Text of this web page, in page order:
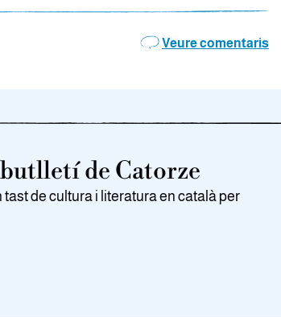
Veure comentaris
de Catorze
de cultura i literatura en català per